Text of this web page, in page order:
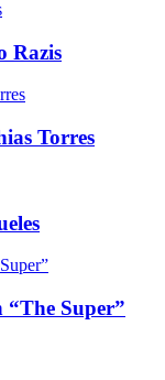
Razis
Torres
“The Super”